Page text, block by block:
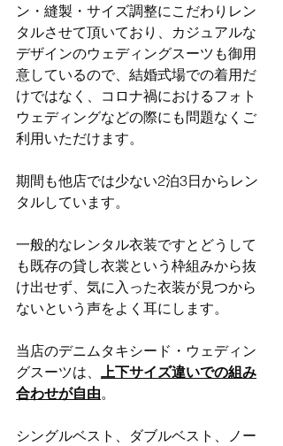
ン・縫製・サイズ調整にこだわりレン
タルさせて頂いており、カジュアルな
デザインのウェディングスーツも御用
意しているので、結婚式場での着用だ
けではなく、コロナ禍におけるフォト
ウェディングなどの際にも問題なくご
利用いただけます。
期間も他店では少ない2泊3日からレン
タルしています。
一般的なレンタル衣装ですとどうして
も既存の貸し衣裳という枠組みから抜
け出せず、気に入った衣装が見つから
ないという声をよく耳にします。
当店のデニムタキシード・ウェディン
グスーツは、
上下サイズ違いでの組み
合わせが自由。
シングルベスト、ダブルベスト、ノー